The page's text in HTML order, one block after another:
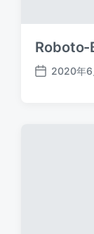
发
2020年6